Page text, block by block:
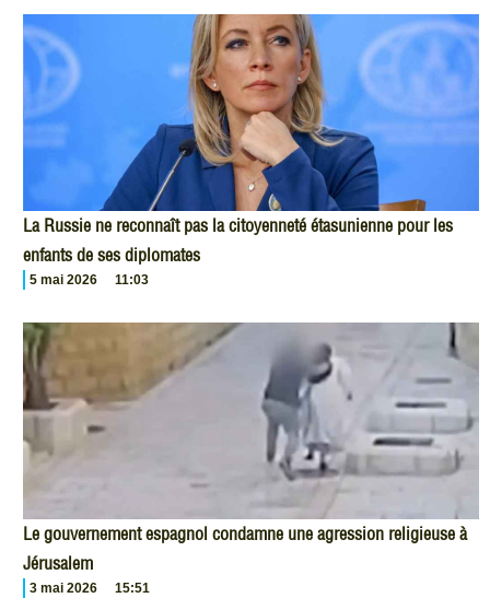
La Russie ne reconnaît pas la citoyenneté étasunienne pour les
enfants de ses diplomates
5 mai 2026 11:03
Le gouvernement espagnol condamne une agression religieuse à
Jérusalem
3 mai 2026 15:51